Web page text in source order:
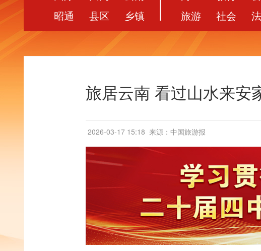
昭通
县区 乡镇
旅游
社会
旅居云南 看过山水来安
2026-03-17 15:18 来源：中国旅游报